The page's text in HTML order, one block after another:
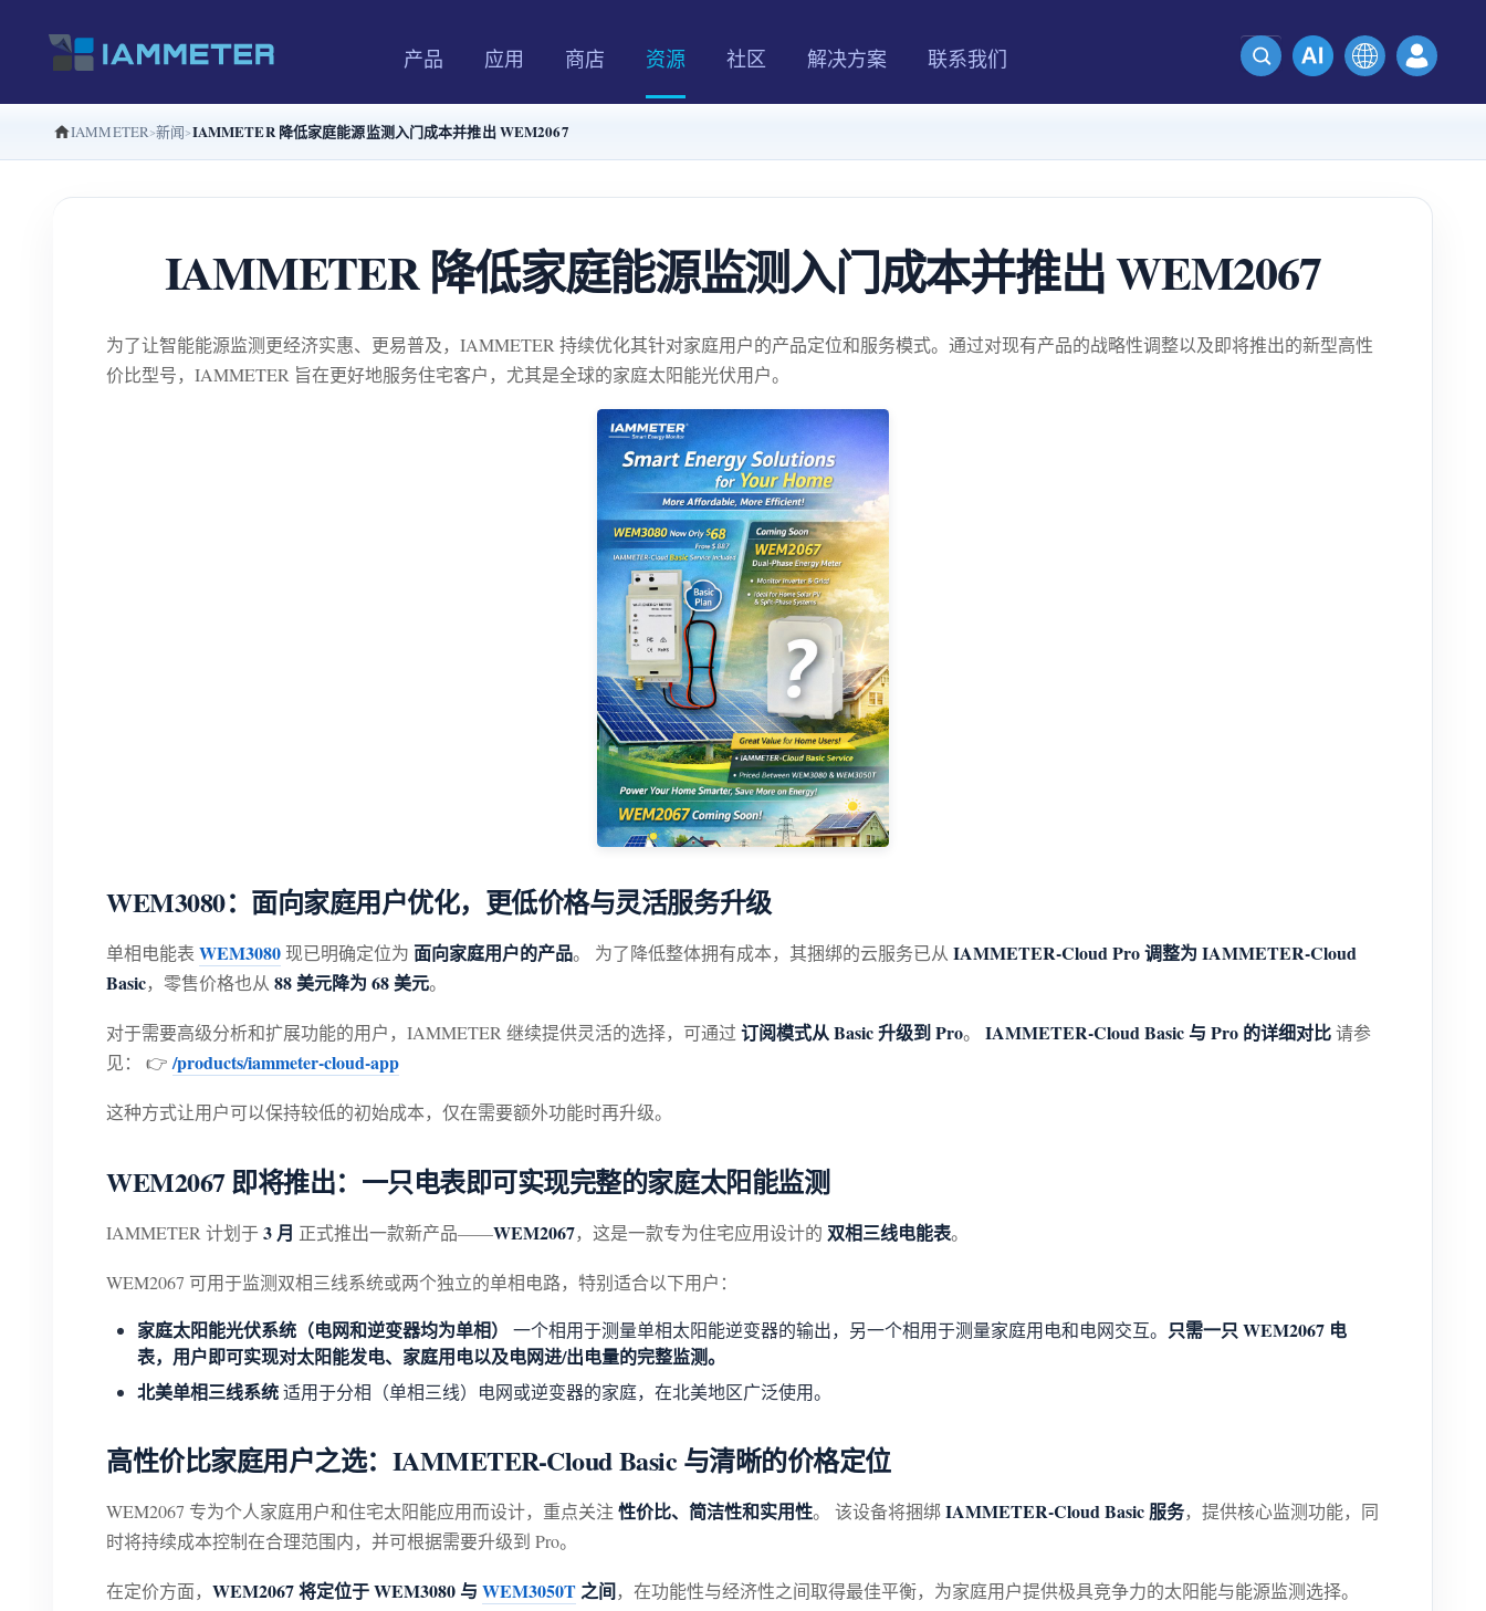
产品 应用 商店 资源 社区 解决方案 联系我们
IAMMETER 新闻 IAMMETER 降低家庭能源监测入门成本并推出 WEM2067
IAMMETER 降低家庭能源监测入门成本并推出 WEM2067
为了让智能能源监测更经济实惠、更易普及，IAMMETER 持续优化其针对家庭用户的产品定位和服务模式。通过对现有产品的战略性调整以及即将推出的新型高性
价比型号，IAMMETER 旨在更好地服务住宅客户，尤其是全球的家庭太阳能光伏用户。
WEM3080：面向家庭用户优化，更低价格与灵活服务升级
单相电能表 WEM3080现已明确定位为 面向家庭用户的产品。 为了降低整体拥有成本，其捆绑的云服务已从 IAMMETER-Cloud Pro 调整为 IAMMETER-Cloud
Basic，零售价格也从 88 美元降为 68 美元。
对于需要高级分析和扩展功能的用户，IAMMETER 继续提供灵活的选择，可通过 订阅模式从 Basic 升级到 Pro。 IAMMETER-Cloud Basic 与 Pro 的详细对比请参
见： 👉/products/iammeter-cloud-app
这种方式让用户可以保持较低的初始成本，仅在需要额外功能时再升级。
WEM2067 即将推出：一只电表即可实现完整的家庭太阳能监测
IAMMETER 计划于 3 月 正式推出一款新产品——WEM2067，这是一款专为住宅应用设计的 双相三线电能表。
WEM2067 可用于监测双相三线系统或两个独立的单相电路，特别适合以下用户：
家庭太阳能光伏系统（电网和逆变器均为单相） 一个相用于测量单相太阳能逆变器的输出，另一个相用于测量家庭用电和电网交互。 只需一只 WEM2067 电
表，用户即可实现对太阳能发电、家庭用电以及电网进/出电量的完整监测。
北美单相三线系统适用于分相（单相三线）电网或逆变器的家庭，在北美地区广泛使用。
高性价比家庭用户之选：IAMMETER-Cloud Basic 与清晰的价格定位
WEM2067 专为个人家庭用户和住宅太阳能应用而设计，重点关注 性价比、简洁性和实用性。 该设备将捆绑IAMMETER-Cloud Basic 服务，提供核心监测功能，同
时将持续成本控制在合理范围内，并可根据需要升级到 Pro。
在定价方面， WEM2067 将定位于 WEM3080 与 WEM3050T 之间，在功能性与经济性之间取得最佳平衡，为家庭用户提供极具竞争力的太阳能与能源监测选择。